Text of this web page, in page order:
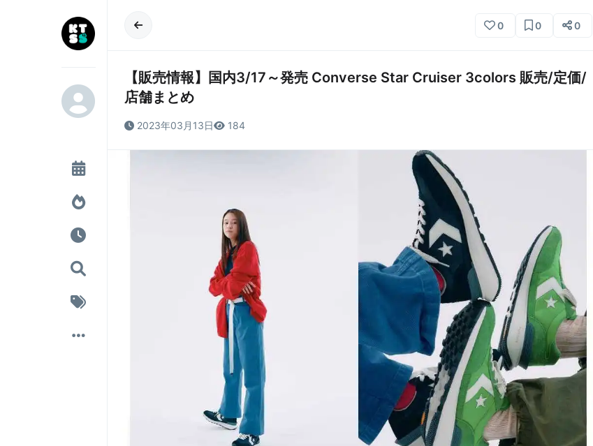
0 0 0
【販売情報】国内3/17～発売 Converse Star Cruiser 3colors 販売/定価/
店舗まとめ
2023年03月13日 184